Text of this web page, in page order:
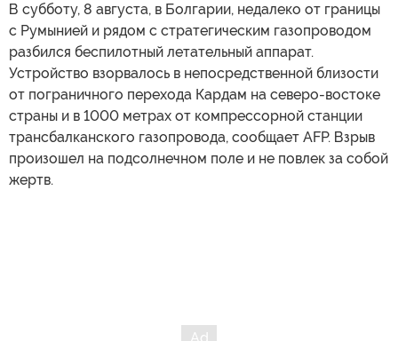
В субботу, 8 августа, в Болгарии, недалеко от границы
с Румынией и рядом с стратегическим газопроводом
разбился беспилотный летательный аппарат.
Устройство взорвалось в непосредственной близости
от пограничного перехода Кардам на северо-востоке
страны и в 1000 метрах от компрессорной станции
трансбалканского газопровода, сообщает AFP. Взрыв
произошел на подсолнечном поле и не повлек за собой
жертв.